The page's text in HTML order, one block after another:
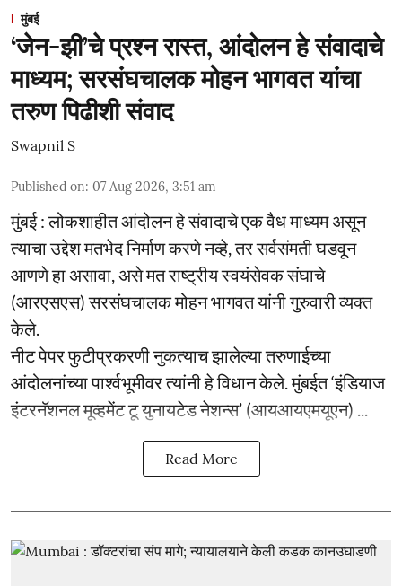
मुंबई
‘जेन-झी’चे प्रश्न रास्त, आंदोलन हे संवादाचे
माध्यम; सरसंघचालक मोहन भागवत यांचा
तरुण पिढीशी संवाद
Swapnil S
Published on: 07 Aug 2026, 3:51 am
मुंबई : लोकशाहीत आंदोलन हे संवादाचे एक वैध माध्यम असून
त्याचा उद्देश मतभेद निर्माण करणे नव्हे, तर सर्वसंमती घडवून
आणणे हा असावा, असे मत राष्ट्रीय स्वयंसेवक संघाचे
(आरएसएस) सरसंघचालक मोहन भागवत यांनी गुरुवारी व्यक्त
केले.
नीट पेपर फुटीप्रकरणी नुकत्याच झालेल्या तरुणाईच्या
आंदोलनांच्या पार्श्वभूमीवर त्यांनी हे विधान केले. मुंबईत ‘इंडियाज
इंटरनॅशनल मूव्हमेंट टू युनायटेड नेशन्स’ (आयआयएमयूएन) ...
Read More